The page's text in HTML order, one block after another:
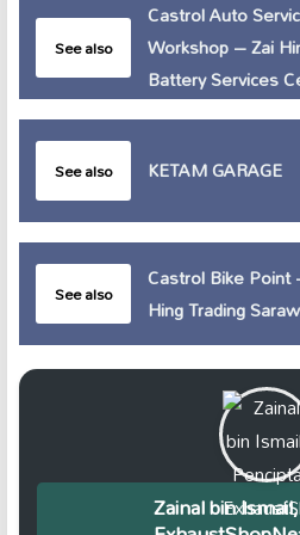
See also
Castrol Auto
Workshop – Zai
Battery Services
See also KETAM GARAGE
See also
Castrol Bike Point
Hing Trading
Zainal bin